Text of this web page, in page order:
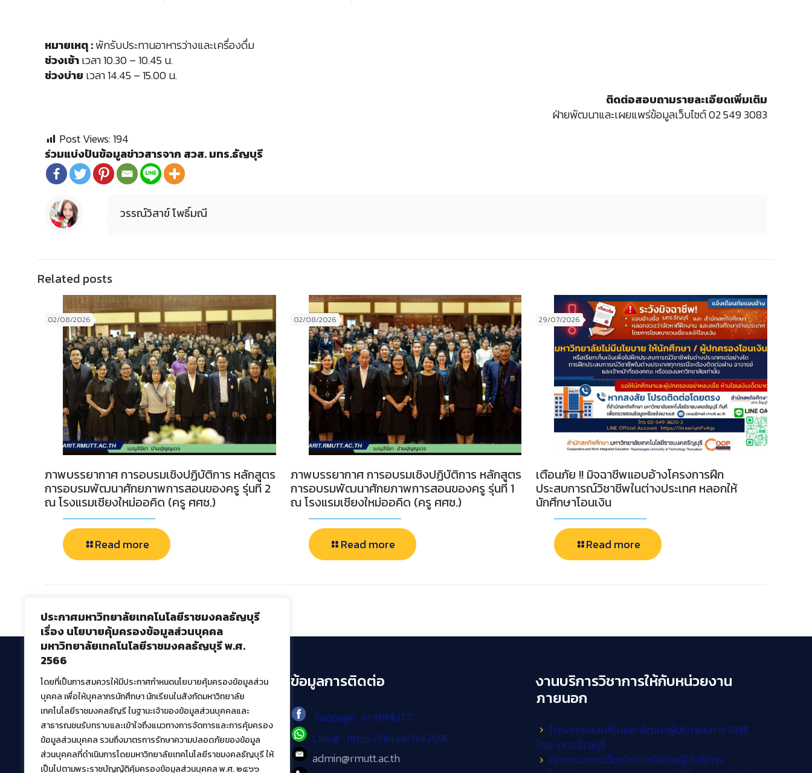
ประกาศมหาวิทยาลัยเทคโนโลยีราชมงคลธัญบุรี
เรื่อง นโยบายคุ้มครองข้อมูลส่วนบุคคล
มหาวิทยาลัยเทคโนโลยีราชมงคลธัญบุรี พ.ศ.
2566
โดยที่เป็นการสมควรให้มีประกาศกำหนดนโยบายคุ้มครองข้อมูลส่วน
บุคคล เพื่อให้บุคลากรนักศึกษา นักเรียนในสังกัดมหาวิทยาลัย
เทคโนโลยีราชมงคลธัญรี ในฐานะเจ้าของข้อมูลส่วนบุคคลและ
สาธารณชนรับทราบและเข้าใจถึงแนวทางการจัดการและการคุ้มครอง
ข้อมูลส่วนบุคคล รวมถึงมาตรการรักษาความปลอดภัยของข้อมูล
ส่วนบุคคลที่ดำเนินการโดยมหาวิทยาลัยเทคโนโลยีราชมงคลธัญบุรี ให้
เป็นไปตามพระราชบัญญัติคุ้มครองข้อมูลส่วนบุคคล พ.ศ. ๒๕๖๖
หมายเหตุ :พักรับประทานอาหารว่างและเครื่องดื่ม
ช่วงเช้าเวลา 10.30 – 10.45 น.
ช่วงบ่าย เวลา 14.45 – 15.00 น.
ติดต่อสอบถามรายละเอียดเพิ่มเติม
ฝ่ายพัฒนาและเผยแพร่ข้อมูลเว็บไซต์ 02 549 3083
Post Views:194
ร่วมแบ่งปันข้อมูลข่าวสารจาก สวส. มทร.ธัญบุรี
วรรณ์วิสาข์ โพธิ์มณี
Related posts
02/08/2026
ภาพบรรยากาศ การอบรมเชิงปฏิบัติการ หลักสูตร
การอบรมพัฒนาศักยภาพการสอนของครู รุ่นที่ 2
ณ โรงแรมเชียงใหม่ออคิด (ครู ศศช.)
Read more
02/08/2026
ภาพบรรยากาศ การอบรมเชิงปฏิบัติการ หลักสูตร
การอบรมพัฒนาศักยภาพการสอนของครู รุ่นที่ 1
ณ โรงแรมเชียงใหม่ออคิด (ครู ศศช.)
Read more
29/07/2026
เตือนภัย !! มิจฉาชีพแอบอ้างโครงการฝึก
ประสบการณ์วิชาชีพในต่างประเทศ หลอกให้
นักศึกษาโอนเงิน
Read more
สำนักวิทยบริการและเทคโนโลยีสารสนเทศ
มหาวิทยาลัยเทคโนโลยีราชมงคลธัญบุรี
39 หมู่ที่ 1 ตำบลคลองหก อำเภอคลองหลวง จังหวัด
ปทุมธานี 12120
เผยแพร่ข้อมูลโดย.บุคลากร สวส.
ข้อมูลการติดต่อ
Fanpage : AritRMUTT
Line@ : https://lin.ee/tXe209C
admin@rmutt.ac.th
งานบริการวิชาการให้กับหน่วยงาน
ภายนอก
โครงการส่งเสริมและพัฒนาผู้ประกอบการ SME
โดย. มทร.ธัญบุรี
กิจกรรมการเชื่อมโยงเครือข่ายผู้ให้บริการ